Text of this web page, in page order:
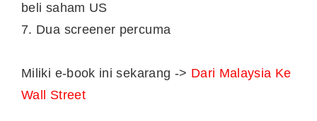
beli saham US
7. Dua screener percuma
Miliki e-book ini sekarang -> Dari Malaysia Ke
Wall Street